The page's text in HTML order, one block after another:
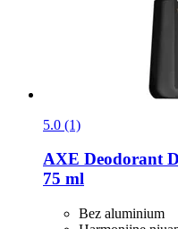
5.0 (1)
AXE Deodorant
75 ml
Bez aluminium